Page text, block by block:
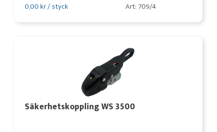
0,00 kr / styck Art: 709/4
Säkerhetskoppling WS 3500